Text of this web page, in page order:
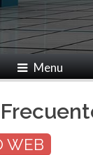
Menu
WEB